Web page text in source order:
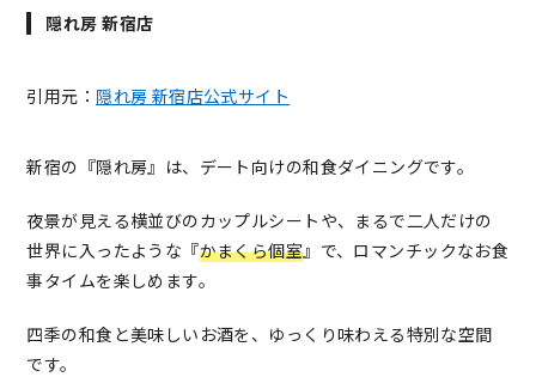
隠れ房 新宿店
引用元： 隠れ房 新宿店公式サイト
新宿の『隠れ房』は、デート向けの和食ダイニングです。
夜景が見える横並びのカップルシートや、まるで二人だけの
世界に入ったような『かまくら個室』で、ロマンチックなお食
事タイムを楽しめます。
四季の和食と美味しいお酒を、ゆっくり味わえる特別な空間
です。